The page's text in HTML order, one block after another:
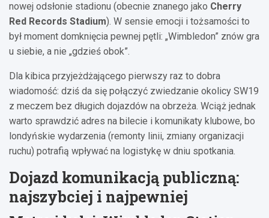
nowej odsłonie stadionu (obecnie znanego jako Cherry
Red Records Stadium). W sensie emocji i tożsamości to
był moment domknięcia pewnej pętli: „Wimbledon” znów gra
u siebie, a nie „gdzieś obok”.
Dla kibica przyjeżdżającego pierwszy raz to dobra
wiadomość: dziś da się połączyć zwiedzanie okolicy SW19
z meczem bez długich dojazdów na obrzeża. Wciąż jednak
warto sprawdzić adres na bilecie i komunikaty klubowe, bo
londyńskie wydarzenia (remonty linii, zmiany organizacji
ruchu) potrafią wpływać na logistykę w dniu spotkania.
Dojazd komunikacją publiczną:
najszybciej i najpewniej